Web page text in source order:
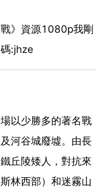
》資源1080p我剛
:jhze
以少勝多的著名戰
河谷城廢墟。由長
丘陵矮人，對抗來
林西部）和迷霧山